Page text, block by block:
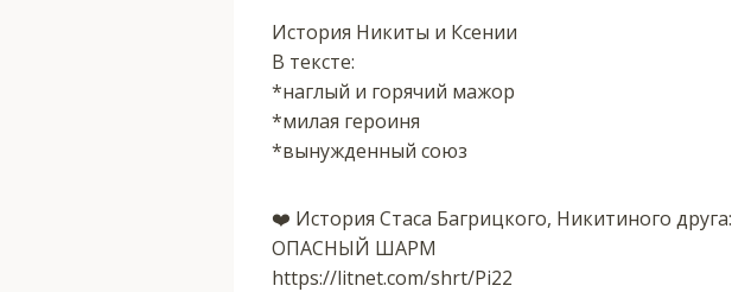
История Никиты и Ксении
В тексте:
*наглый и горячий мажор
*милая героиня
*вынужденный союз
‍❤️‍ История Стаса Багрицкого, Никитиного друга:
ОПАСНЫЙ ШАРМ
https://litnet.com/shrt/Pi22